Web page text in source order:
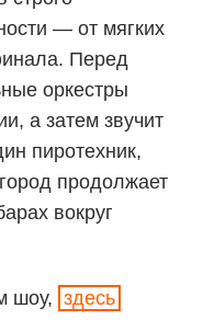
— от мягких
Перед
оркестры
а затем звучит
пиротехник,
продолжает
вокруг
шоу, здесь